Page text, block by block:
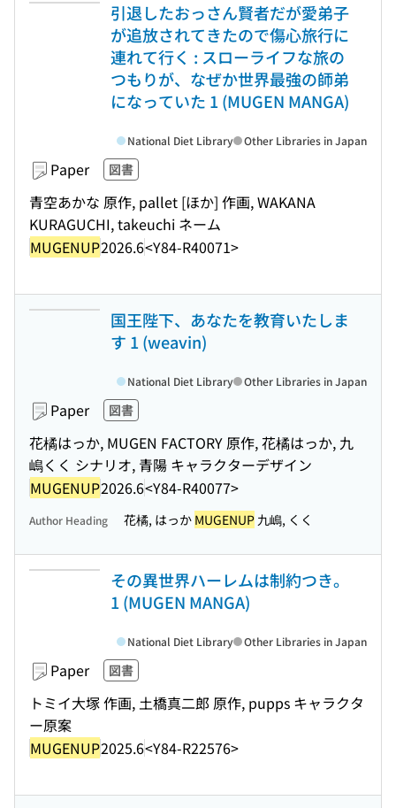
引退したおっさん賢者だが愛弟子
が追放されてきたので傷心旅行に
連れて行く : スローライフな旅の
つもりが、なぜか世界最強の師弟
になっていた 1 (MUGEN MANGA)
Paper 図書
青空あかな 原作, pallet [ほか] 作画, WAKANA
KURAGUCHI, takeuchi ネーム
MUGENUP2026.6<Y84-R40071>
National Diet Library Other Libraries in Japan
国王陛下、あなたを教育いたしま
す 1 (weavin)
Paper 図書
花橘はっか, MUGEN FACTORY 原作, 花橘はっか, 九
嶋くく シナリオ, 青陽 キャラクターデザイン
MUGENUP2026.6<Y84-R40077>
National Diet Library Other Libraries in Japan
Author Heading 花橘, はっか MUGENUP 九嶋, くく
その異世界ハーレムは制約つき。
1 (MUGEN MANGA)
Paper 図書
トミイ大塚 作画, 土橋真二郎 原作, pupps キャラクタ
ー原案
MUGENUP2025.6<Y84-R22576>
National Diet Library Other Libraries in Japan